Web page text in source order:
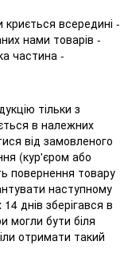
всередині -
нами товарів -
частина -
тільки з
в належних
від замовленого
(кур'єром або
повернення товару
наступному
днів зберігався в
могли бути біля
отримати такий